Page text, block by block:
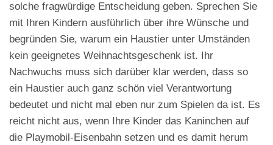
solche fragwürdige Entscheidung geben. Sprechen Sie
mit Ihren Kindern ausführlich über ihre Wünsche und
begründen Sie, warum ein Haustier unter Umständen
kein geeignetes Weihnachtsgeschenk ist. Ihr
Nachwuchs muss sich darüber klar werden, dass so
ein Haustier auch ganz schön viel Verantwortung
bedeutet und nicht mal eben nur zum Spielen da ist. Es
reicht nicht aus, wenn Ihre Kinder das Kaninchen auf
die Playmobil-Eisenbahn setzen und es damit herum